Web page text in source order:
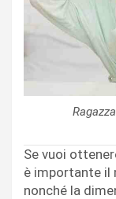
Se vuoi
è importante il
nonché la